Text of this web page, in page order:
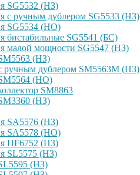
SG5532 (НЗ)
с ручным дублером SG5533 (НЗ)
SG5534 (НО)
бистабильные SG5541 (БС)
малой мощности SG5547 (НЗ)
(НЗ)
ручным дублером SM5563M (НЗ)
(НО)
SM8863
(НЗ)
SA5576 (НЗ)
SA5578 (НО)
HF6752 (НЗ)
SL5575 (НЗ)
(НЗ)